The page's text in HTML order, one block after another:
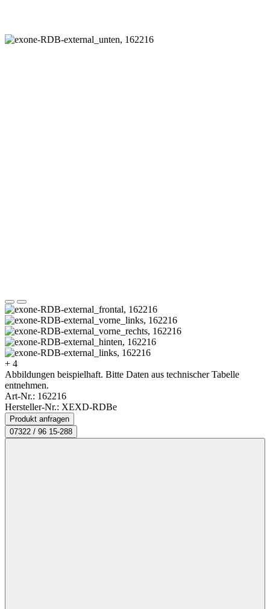
+ 4
Abbildungen beispielhaft. Bitte Daten aus technischer Tabelle
entnehmen.
Art-Nr.: 162216
Hersteller-Nr.: XEXD-RDBe
Produkt anfragen
07322 / 96 15-288